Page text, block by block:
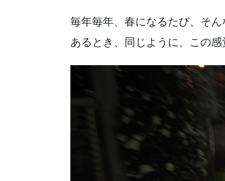
毎年毎年、春になるたび、そん
あるとき、同じように、この